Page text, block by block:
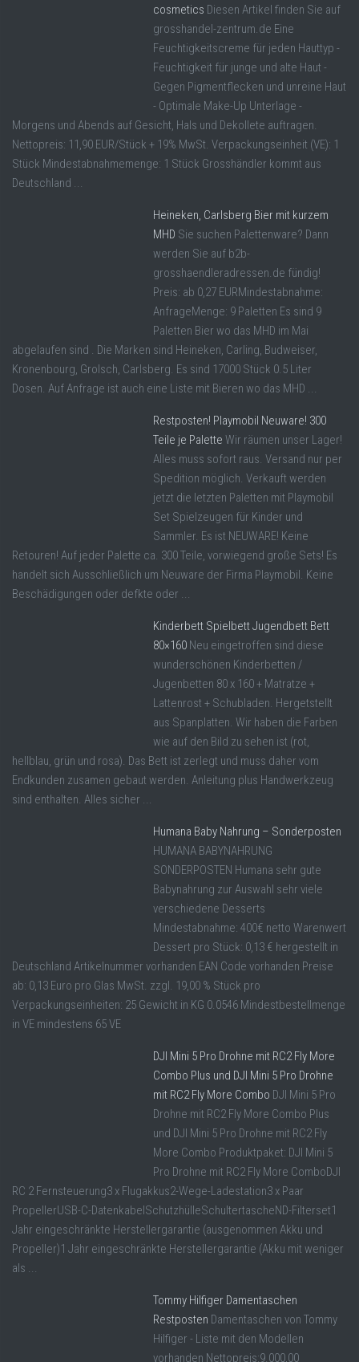
cosmetics Diesen Artikel finden Sie auf
grosshandel-zentrum.de Eine
Feuchtigkeitscreme für jeden Hauttyp -
Feuchtigkeit für junge und alte Haut -
Gegen Pigmentflecken und unreine Haut
- Optimale Make-Up Unterlage -
Morgens und Abends auf Gesicht, Hals und Dekollete auftragen.
Nettopreis: 11,90 EUR/Stück + 19% MwSt. Verpackungseinheit (VE): 1
Stück Mindestabnahmemenge: 1 Stück Grosshändler kommt aus
Deutschland ...
Heineken, Carlsberg Bier mit kurzem
MHD Sie suchen Palettenware? Dann
werden Sie auf b2b-
grosshaendleradressen.de fündig!
Preis: ab 0,27 EURMindestabnahme:
AnfrageMenge: 9 Paletten Es sind 9
Paletten Bier wo das MHD im Mai
abgelaufen sind . Die Marken sind Heineken, Carling, Budweiser,
Kronenbourg, Grolsch, Carlsberg. Es sind 17000 Stück 0.5 Liter
Dosen. Auf Anfrage ist auch eine Liste mit Bieren wo das MHD ...
Restposten! Playmobil Neuware! 300
Teile je Palette Wir räumen unser Lager!
Alles muss sofort raus. Versand nur per
Spedition möglich. Verkauft werden
jetzt die letzten Paletten mit Playmobil
Set Spielzeugen für Kinder und
Sammler. Es ist NEUWARE! Keine
Retouren! Auf jeder Palette ca. 300 Teile, vorwiegend große Sets! Es
handelt sich Ausschließlich um Neuware der Firma Playmobil. Keine
Beschädigungen oder defkte oder ...
Kinderbett Spielbett Jugendbett Bett
80×160 Neu eingetroffen sind diese
wunderschönen Kinderbetten /
Jugenbetten 80 x 160 + Matratze +
Lattenrost + Schubladen. Hergetstellt
aus Spanplatten. Wir haben die Farben
wie auf den Bild zu sehen ist (rot,
hellblau, grün und rosa). Das Bett ist zerlegt und muss daher vom
Endkunden zusamen gebaut werden. Anleitung plus Handwerkzeug
sind enthalten. Alles sicher ...
Humana Baby Nahrung – Sonderposten
HUMANA BABYNAHRUNG
SONDERPOSTEN Humana sehr gute
Babynahrung zur Auswahl sehr viele
verschiedene Desserts
Mindestabnahme: 400€ netto Warenwert
Dessert pro Stück: 0,13 € hergestellt in
Deutschland Artikelnummer vorhanden EAN Code vorhanden Preise
ab: 0,13 Euro pro Glas MwSt. zzgl. 19,00 % Stück pro
Verpackungseinheiten: 25 Gewicht in KG 0.0546 Mindestbestellmenge
in VE mindestens 65 VE
DJI Mini 5 Pro Drohne mit RC2 Fly More
Combo Plus und DJI Mini 5 Pro Drohne
mit RC2 Fly More Combo DJI Mini 5 Pro
Drohne mit RC2 Fly More Combo Plus
und DJI Mini 5 Pro Drohne mit RC2 Fly
More Combo Produktpaket: DJI Mini 5
Pro Drohne mit RC2 Fly More ComboDJI
RC 2 Fernsteuerung3 x Flugakkus2-Wege-Ladestation3 x Paar
PropellerUSB-C-DatenkabelSchutzhülleSchultertascheND-Filterset1
Jahr eingeschränkte Herstellergarantie (ausgenommen Akku und
Propeller)1 Jahr eingeschränkte Herstellergarantie (Akku mit weniger
als ...
Tommy Hilfiger Damentaschen
Restposten Damentaschen von Tommy
Hilfiger - Liste mit den Modellen
vorhanden Nettopreis:9.000,00